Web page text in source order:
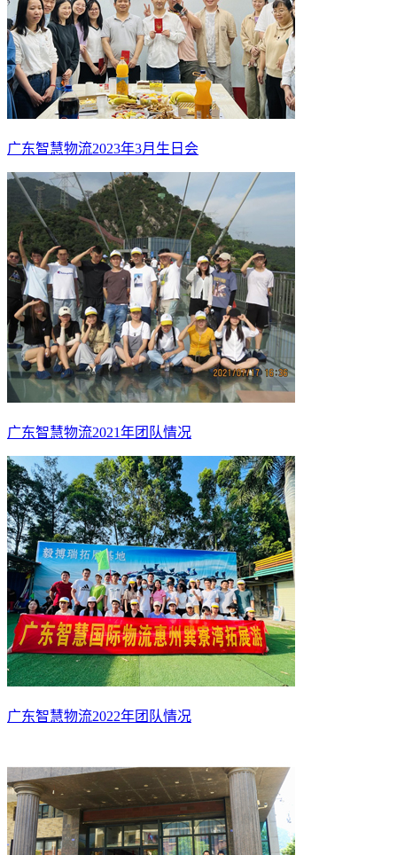
广东智慧物流2023年3月生日会
广东智慧物流2021年团队情况
广东智慧物流2022年团队情况